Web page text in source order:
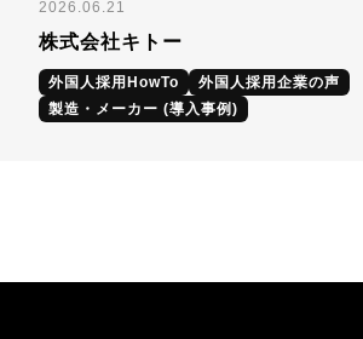
2026.06.21
株式会社キトー
外国人採用HowTo
外国人採用企業の声
製造・メーカー (導入事例)